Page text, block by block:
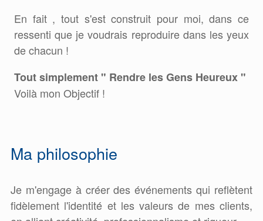
En fait , tout s'est construit pour moi, dans ce
ressenti que je voudrais reproduire dans les yeux
de chacun !
Tout simplement " Rendre les Gens Heureux "
Voilà mon Objectif !
Ma philosophie
Je m'engage à créer des événements qui reflètent
fidèlement l'identité et les valeurs de mes clients,